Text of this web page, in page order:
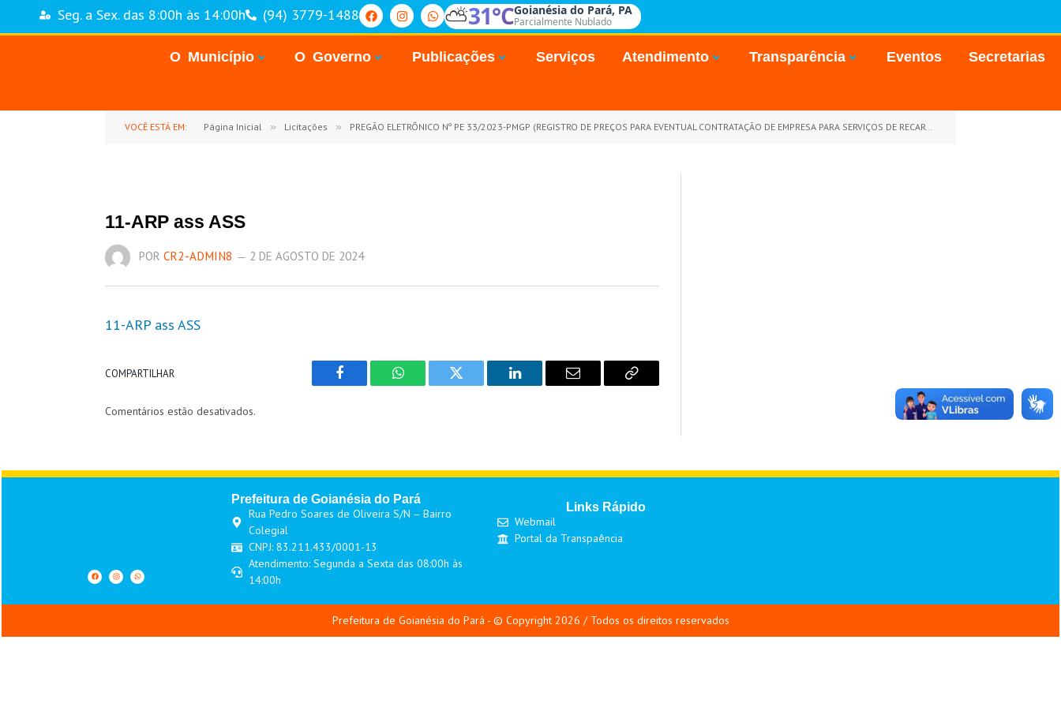
Seg. a Sex. das 8:00h às 14:00h (94) 3779-1488 ⛅31°CGoianésia do Pará, PA
Parcialmente Nublado
O Município O Governo Publicações Serviços Atendimento Transparência Eventos Secretarias
VOCÊ ESTÁ EM: Página Inicial » Licitações » PREGÃO ELETRÔNICO Nº PE 33/2023-PMGP (REGISTRO DE PREÇOS PARA EVENTUAL CONTRATAÇÃO DE EMPRESA PARA SERVIÇOS DE RECARGA E AQUISIÇÃO DE TONERS E CARTUCHOS, PARA SUPRIR AS NECESSIDADES DAS DIVERSAS UNIDADES ADMINISTRATIVAS DO MUNICÍPIO DE GOIANÉSIA DO PARÁ-PA)
11-ARP ass ASS
POR CR2-ADMIN8 2 DE AGOSTO DE 2024
11-ARP ass ASS
COMPARTILHAR
Facebook WhatsAppTwitter LinkedIn Email
Copy
Comentários estão desativados.
Prefeitura de Goianésia do Pará
Rua Pedro Soares de Oliveira S/N – Bairro
Colegial
CNPJ: 83.211.433/0001-13
Atendimento: Segunda a Sexta das 08:00h às
14:00h
Links Rápido
Webmail
Portal da Transpaência
Prefeitura de Goianésia do Pará - © Copyright 2026 / Todos os direitos reservados